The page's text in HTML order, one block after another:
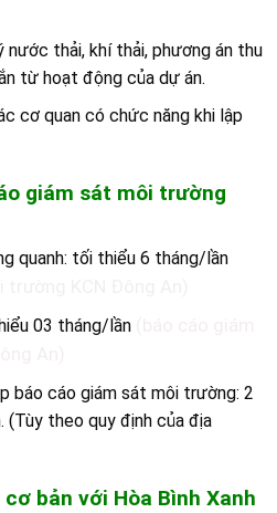
thải, khí thải, phương án thu
từ hoạt động của dự án.
cơ quan có chức năng khi lập
giám sát môi trường
quanh: tối thiểu 6 tháng/lần
03 tháng/lần
báo cáo giám sát môi trường: 2
(Tùy theo quy định của địa
bản với Hòa Bình Xanh